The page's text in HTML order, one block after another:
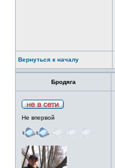
Вернуться к началу
Бродяга
Не впервой